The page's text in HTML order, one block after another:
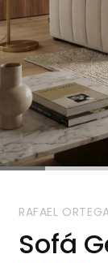
RAFAEL
Sofá